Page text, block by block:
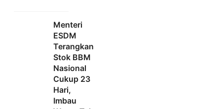
Menteri
ESDM
Terangkan
Stok BBM
Nasional
Cukup 23
Hari,
Imbau